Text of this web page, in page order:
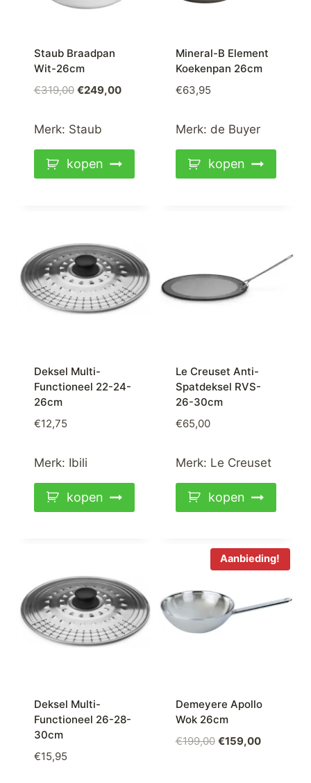
Staub Braadpan
Wit-26cm
€319,00 Oorspronkelijke
was:
€249,00Huidige
Merk: Staub
kopen
Mineral-B Element
Koekenpan 26cm
€63,95
Merk: de Buyer
kopen
Deksel Multi-
Functioneel 22-24-
26cm
€12,75
Merk: Ibili
kopen
Le Creuset Anti-
Spatdeksel RVS-
26-30cm
€65,00
Merk: Le Creuset
kopen
Deksel Multi-
Functioneel 26-28-
30cm
€15,95
Aanbieding!
Demeyere Apollo
Wok 26cm
€199,00 Oorspronkelijke
€159,00Huidige